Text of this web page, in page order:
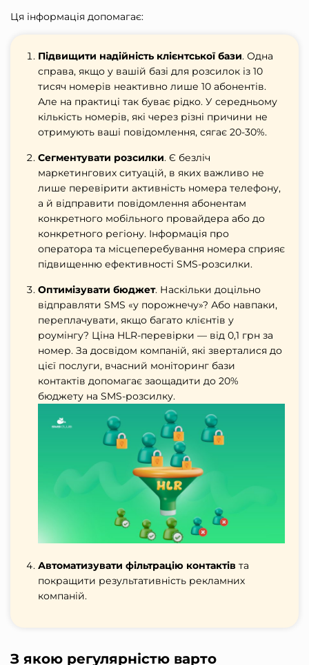
Ця інформація допомагає:
Підвищити надійність клієнтської бази. Одна
справа, якщо у вашій базі для розсилок із 10
тисяч номерів неактивно лише 10 абонентів.
Але на практиці так буває рідко. У середньому
кількість номерів, які через різні причини не
отримують ваші повідомлення, сягає 20-30%.
Сегментувати розсилки. Є безліч
маркетингових ситуацій, в яких важливо не
лише перевірити активність номера телефону,
а й відправити повідомлення абонентам
конкретного мобільного провайдера або до
конкретного регіону. Інформація про
оператора та місцеперебування номера сприяє
підвищенню ефективності SMS-розсилки.
Оптимізувати бюджет. Наскільки доцільно
відправляти SMS «у порожнечу»? Або навпаки,
переплачувати, якщо багато клієнтів у
роумінгу? Ціна HLR-перевірки — від 0,1 грн за
номер. За досвідом компаній, які зверталися до
цієї послуги, вчасний моніторинг бази
контактів допомагає заощадити до 20%
бюджету на SMS-розсилку.
Автоматизувати фільтрацію контактів та
покращити результативність рекламних
компаній.
З якою регулярністю варто